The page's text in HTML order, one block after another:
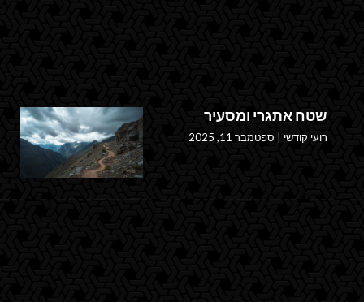
שטח אתגרי ומסעיר
רועי קודשי ספטמבר 11, 2025